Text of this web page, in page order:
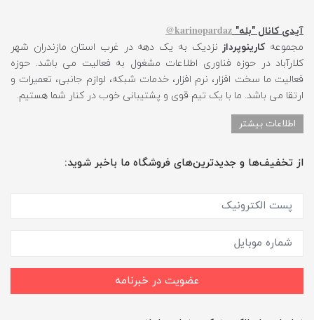
آیدی کانال "بله" karinopardaz@
مجموعهکارینوپرداز نزدیک به یک دهه در غرب استان مازندران شهر
کلارآباد در حوزه فناوری اطلاعات مشغول به فعالیت می باشد. حوزه
فعالیت ما سخت افزار، نرم افزار، خدمات شبکه، لوازم جانبی، تعمیرات و
ارتقا می باشد. ما با یک تیم قوی و پشتیبانی خوب در کنار شما هستیم.
اطلاعات بیشتر
از تخفیف‌ها و جدیدترین‌های فروشگاه ما باخبر شوید:
عضویت در خبرنامه